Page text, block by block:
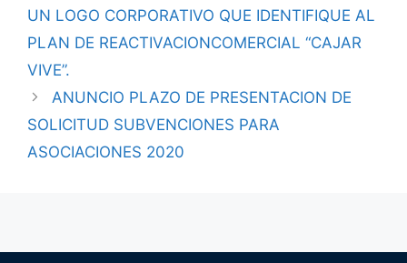
UN LOGO CORPORATIVO QUE IDENTIFIQUE AL
PLAN DE REACTIVACIONCOMERCIAL “CAJAR
VIVE”.
ANUNCIO PLAZO DE PRESENTACION DE
SOLICITUD SUBVENCIONES PARA
ASOCIACIONES 2020